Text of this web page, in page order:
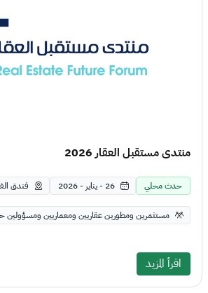
منتدى مستقبل العقار 2026
حدث محلي 26 - يناير - 2026 فندق
مستثمرين ومطورين عقاريين ومعماريين ومسؤولين
اقرأ المزيد